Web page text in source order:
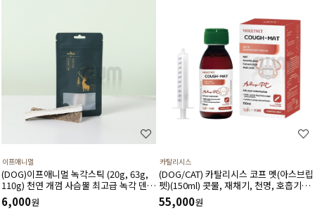
이프애니멀
(DOG)이프애니멀 녹각스틱 (20g, 63g,
110g) 천연 개껌 사슴뿔 최고급 녹각 덴탈
껌 노니함유 덴탈 영양간식
6,000원
카탈리시스
(DOG/CAT) 카탈리시스 코프 멧(아스브립
펫)(150ml) 콧물, 재채기, 천명, 호흡기도
건조, 기침 등 호흡기도 및 거담작용에 도
움을 주고 호흡기 상태를 개선시키는 영양
55,000원